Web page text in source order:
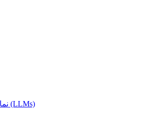
نماذج اللغة الكبيرة (LLMs)